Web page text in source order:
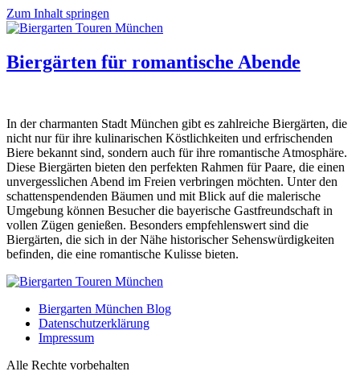
Zum Inhalt springen
Biergärten für romantische Abende
In der charmanten Stadt München gibt es zahlreiche Biergärten, die
nicht nur für ihre kulinarischen Köstlichkeiten und erfrischenden
Biere bekannt sind, sondern auch für ihre romantische Atmosphäre.
Diese Biergärten bieten den perfekten Rahmen für Paare, die einen
unvergesslichen Abend im Freien verbringen möchten. Unter den
schattenspendenden Bäumen und mit Blick auf die malerische
Umgebung können Besucher die bayerische Gastfreundschaft in
vollen Zügen genießen. Besonders empfehlenswert sind die
Biergärten, die sich in der Nähe historischer Sehenswürdigkeiten
befinden, die eine romantische Kulisse bieten.
Biergarten München Blog
Datenschutzerklärung
Impressum
Alle Rechte vorbehalten